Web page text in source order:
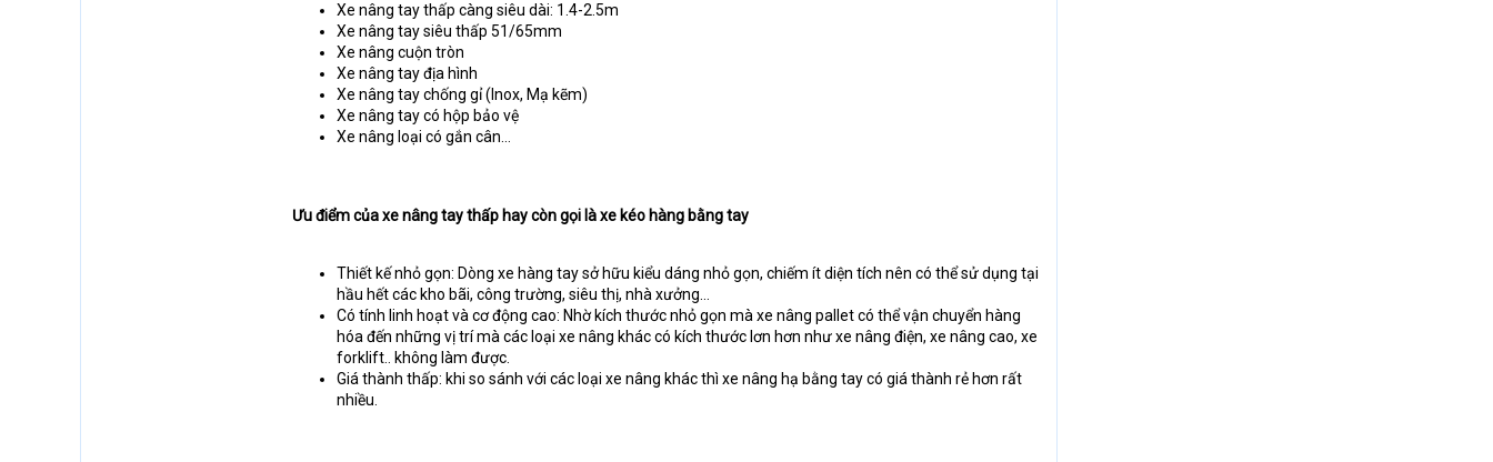
Xe nâng tay thấp càng siêu dài: 1.4-2.5m
Xe nâng tay siêu thấp 51/65mm
Xe nâng cuộn tròn
Xe nâng tay địa hình
Xe nâng tay chống gỉ (Inox, Mạ kẽm)
Xe nâng tay có hộp bảo vệ
Xe nâng loại có gắn cân…
Ưu điểm của xe nâng tay thấp hay còn gọi là xe kéo hàng bằng tay
Thiết kế nhỏ gọn: Dòng xe hàng tay sở hữu kiểu dáng nhỏ gọn, chiếm ít diện tích nên có thể sử dụng tại
hầu hết các kho bãi, công trường, siêu thị, nhà xưởng…
Có tính linh hoạt và cơ động cao: Nhờ kích thước nhỏ gọn mà xe nâng pallet có thể vận chuyển hàng
hóa đến những vị trí mà các loại xe nâng khác có kích thước lơn hơn như xe nâng điện, xe nâng cao, xe
forklift.. không làm được.
Giá thành thấp: khi so sánh với các loại xe nâng khác thì xe nâng hạ bằng tay có giá thành rẻ hơn rất
nhiều.